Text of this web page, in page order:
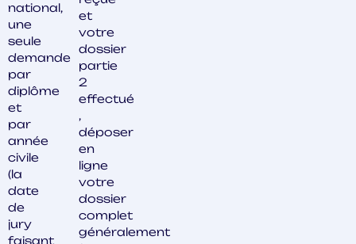
national,
une
seule
demande
par
diplôme
et
par
année
civile
(la
date
de
jury
faisant
et
votre
dossier
partie
2
effectué
,
déposer
en
ligne
votre
dossier
complet
généralement